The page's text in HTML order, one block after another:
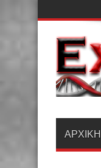
ΑΡΧΙΚΗ